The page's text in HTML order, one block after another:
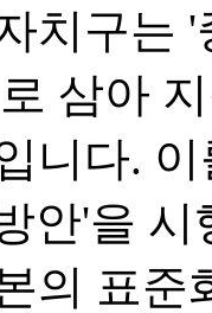
치구는
삼아
니다.
안'을
의 표준